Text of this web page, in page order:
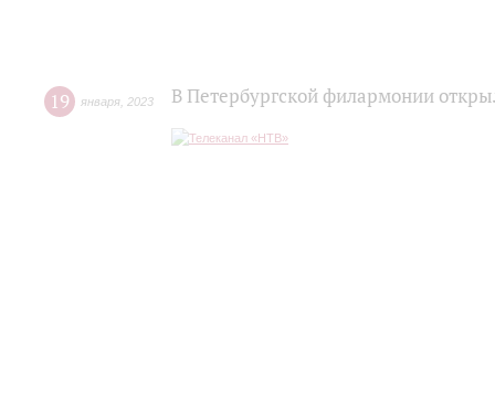
19 января 2023 В Петербургской филармонии